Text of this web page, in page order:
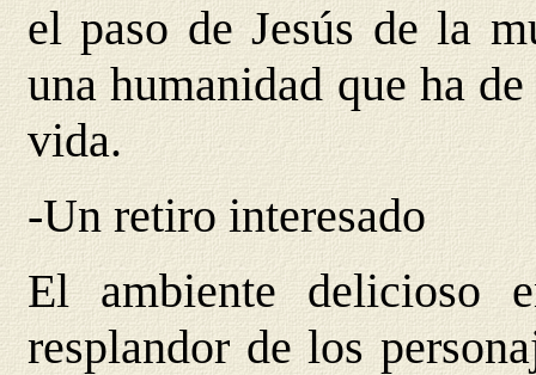
el paso de Jesús de la
una humanidad que ha
vida.
-Un retiro interesado
El ambiente delicioso
resplandor de los